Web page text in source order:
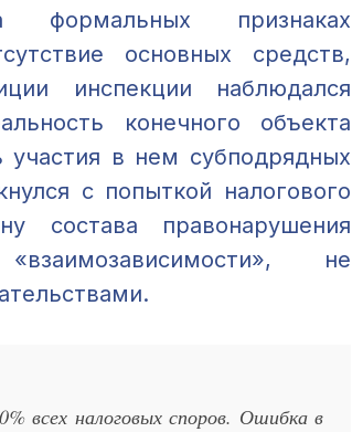
формальных признаках
основных средств,
инспекции наблюдался
конечного объекта
участия в нем субподрядных
с попыткой налогового
состава правонарушения
не
всех налоговых споров. Ошибка в